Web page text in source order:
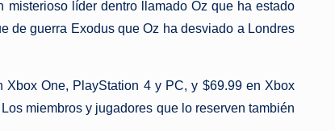
líder dentro llamado Oz que ha estado
de guerra Exodus que Oz ha desviado a Londres
One, PlayStation 4 y PC, y $69.99 en Xbox
miembros y jugadores que lo reserven también